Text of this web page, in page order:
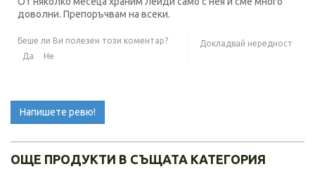
доволни. Препоръчвам на всеки.
Беше ли Ви полезен този коментар?
Да
Не
Докладвай нередност
Напишете ревю!
ОЩЕ ПРОДУКТИ В СЪЩАТА КАТЕГОРИЯ